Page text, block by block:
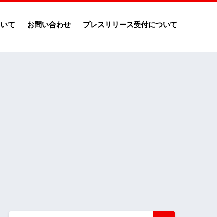
て お問い合わせ プレスリリース受付について